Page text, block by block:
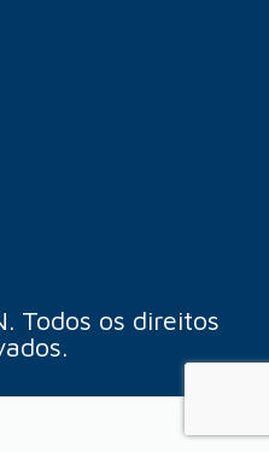
Todos os direitos